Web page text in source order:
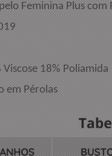
Feminina Plus
18% Poliamida
em Pérolas